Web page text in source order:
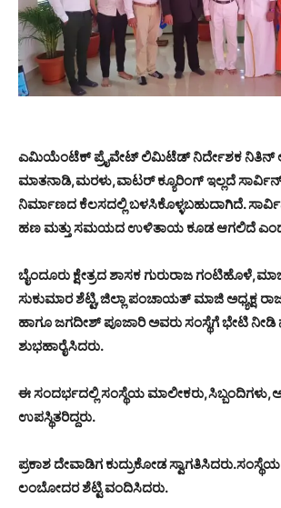
ಎಮಿಯೆಂಟೆಕ್ ಪ್ರೈವೇಟ್ ಲಿಮಿಟೆಡ್ ನಿರ್ದೇಶಕ ನಿತಿನ್
ಮಾತನಾಡಿ,ಮರಳು,ವಾಟರ್ ಕ್ಯೂರಿಂಗ್ ಇಲ್ಲದೆ ಸಾರ್ವಿನ್
ನಿರ್ಮಾಣದ ಕೆಲಸದಲ್ಲಿ ಬಳಸಿಕೊಳ್ಳಬಹುದಾಗಿದೆ.
ಹಣ ಮತ್ತು ಸಮಯದ ಉಳಿತಾಯ ಕೂಡ ಆಗಲಿದೆ
ಬೈಂದೂರು ಕ್ಷೇತ್ರದ ಶಾಸಕ ಗುರುರಾಜ
ಸುಕುಮಾರ ಶೆಟ್ಟಿ,ಜಿಲ್ಲಾ ಪಂಚಾಯತ್ ಮಾಜಿ ಅಧ್ಯಕ್ಷ
ಹಾಗೂ ಜಗದೀಶ್ ಪೂಜಾರಿ ಅವರು ಸಂಸ್ಥೆಗೆ ಭೇಟಿ
ಶುಭಹಾರೈಸಿದರು.
ಈ ಸಂದರ್ಭದಲ್ಲಿ ಸಂಸ್ಥೆಯ
ಉಪಸ್ಥಿತರಿದ್ದರು.
ಪ್ರಕಾಶ ದೇವಾಡಿಗ ಕುದ್ರುಕೋಡ
ಲಂಬೋದರ ಶೆಟ್ಟಿ ವಂದಿಸಿದರು.